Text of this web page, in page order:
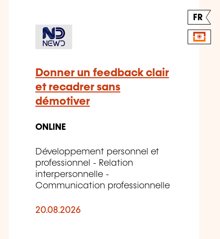
FR
Donner un feedback clair
et recadrer sans
démotiver
ONLINE
Développement personnel et
professionnel - Relation
interpersonnelle -
Communication professionnelle
20.08.2026